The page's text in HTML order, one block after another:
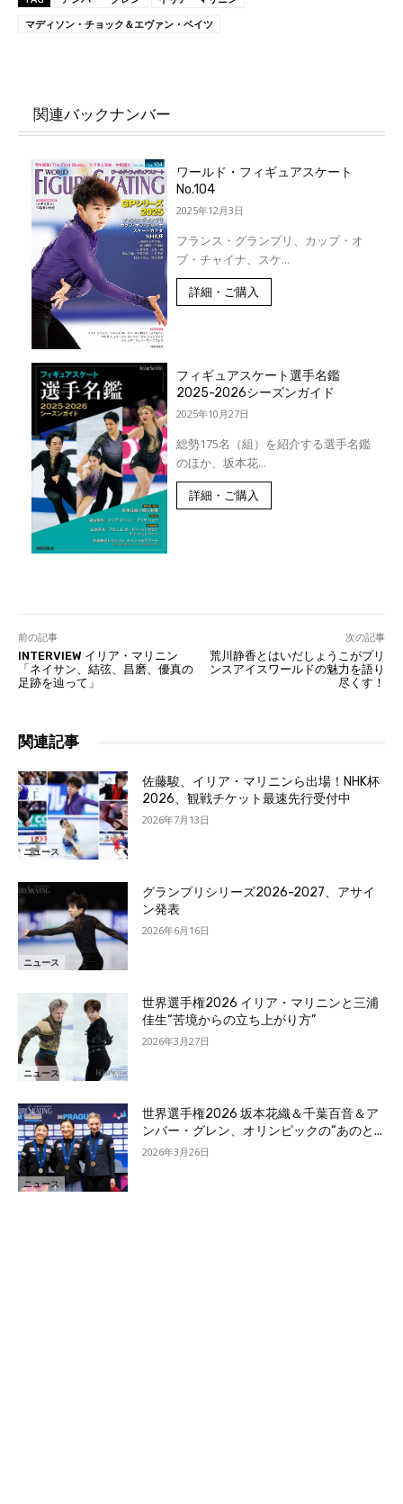
マディソン・チョック＆エヴァン・ベイツ
関連バックナンバー
ワールド・フィギュアスケート
No.104
2025年12月3日
フランス・グランプリ、カップ・オ
ブ・チャイナ、スケ...
詳細・ご購入
フィギュアスケート選手名鑑
2025-2026シーズンガイド
2025年10月27日
総勢175名（組）を紹介する選手名鑑
のほか、坂本花...
詳細・ご購入
前の記事
INTERVIEW イリア・マリニン
「ネイサン、結弦、昌磨、優真の
足跡を辿って」
次の記事
荒川静香とはいだしょうこがプリ
ンスアイスワールドの魅力を語り
尽くす！
関連記事
ニュース
佐藤駿、イリア・マリニンら出場！NHK杯
2026、観戦チケット最速先行受付中
2026年7月13日
ニュース
グランプリシリーズ2026-2027、アサイ
ン発表
2026年6月16日
ニュース
世界選手権2026 イリア・マリニンと三浦
佳生“苦境からの立ち上がり方”
2026年3月27日
ニュース
世界選手権2026 坂本花織＆千葉百音＆ア
ンバー・グレン、オリンピックの“あのと...
2026年3月26日